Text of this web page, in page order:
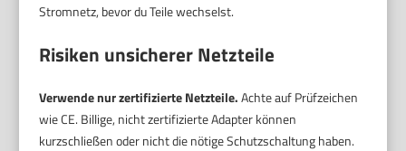
Stromnetz, bevor du Teile wechselst.
Risiken unsicherer Netzteile
Verwende nur zertifizierte Netzteile.Achte auf Prüfzeichen
wie CE. Billige, nicht zertifizierte Adapter können
kurzschließen oder nicht die nötige Schutzschaltung haben.